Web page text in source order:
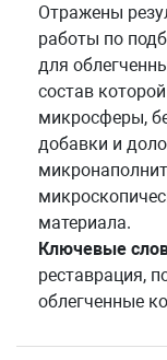
Отражены
работы по
для
состав
микросферы,
добавки и
материала.
Ключевые
реставрация,
облегченные